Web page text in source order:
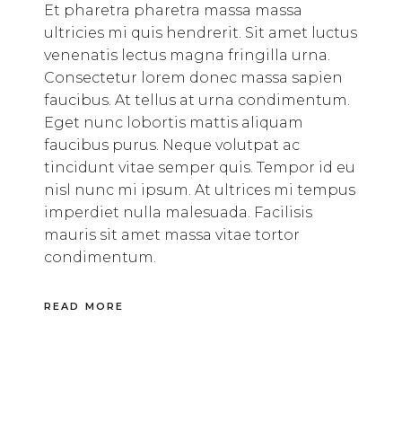
Et pharetra pharetra massa massa
ultricies mi quis hendrerit. Sit amet luctus
venenatis lectus magna fringilla urna.
Consectetur lorem donec massa sapien
faucibus. At tellus at urna condimentum.
Eget nunc lobortis mattis aliquam
faucibus purus. Neque volutpat ac
tincidunt vitae semper quis. Tempor id eu
nisl nunc mi ipsum. At ultrices mi tempus
imperdiet nulla malesuada. Facilisis
mauris sit amet massa vitae tortor
condimentum.
READ MORE